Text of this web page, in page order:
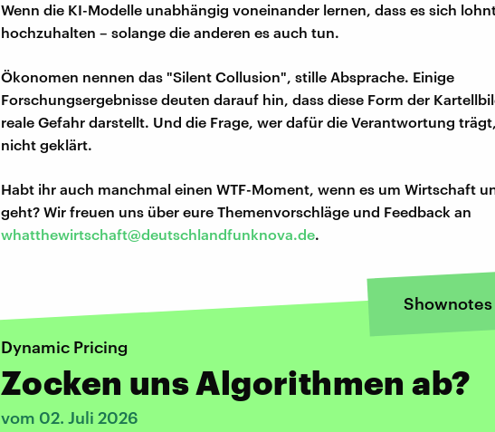
Wenn die KI-Modelle unabhängig voneinander lernen, dass es sich
hochzuhalten – solange die anderen es auch tun.
Ökonomen nennen das "Silent Collusion", stille Absprache. Einige
Forschungsergebnisse deuten darauf hin, dass diese Form der
reale Gefahr darstellt. Und die Frage, wer dafür die Verantwortung
nicht geklärt.
Habt ihr auch manchmal einen WTF-Moment, wenn es um Wirtschaft
geht? Wir freuen uns über eure Themenvorschläge und Feedback an
whatthewirtschaft@deutschlandfunknova.de.
Shownotes
Dynamic Pricing
Zocken uns Algorithmen ab?
vom 02. Juli 2026